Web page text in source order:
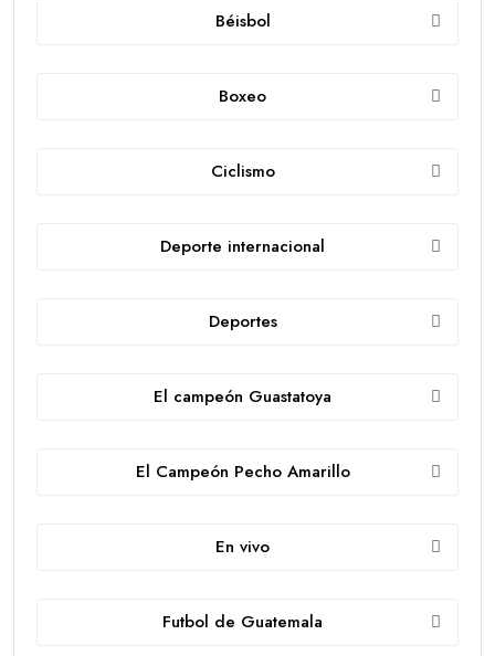
Béisbol
Boxeo
Ciclismo
Deporte internacional
Deportes
El campeón Guastatoya
El Campeón Pecho Amarillo
En vivo
Futbol de Guatemala